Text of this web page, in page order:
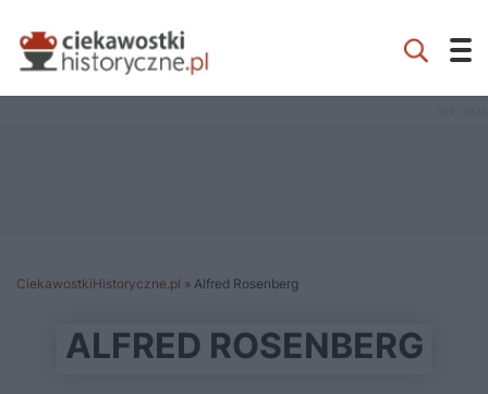
CiekawostkiHistoryczne.pl » Alfred Rosenberg
ALFRED ROSENBERG